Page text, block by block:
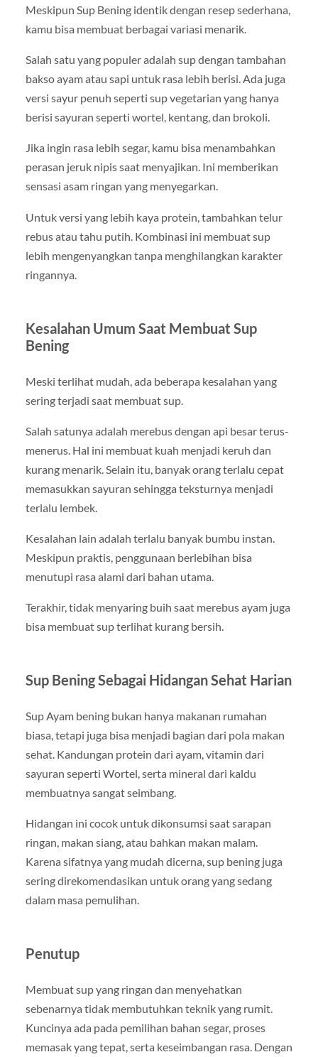
Meskipun Sup Beningidentik dengan resep sederhana,
kamu bisa membuat berbagai variasi menarik.
Salah satu yang populer adalah sup dengan tambahan
bakso ayam atau sapi untuk rasa lebih berisi. Ada juga
versi sayur penuh seperti sup vegetarian yang hanya
berisi sayuran seperti wortel, kentang, dan brokoli.
Jika ingin rasa lebih segar, kamu bisa menambahkan
perasan jeruk nipis saat menyajikan. Ini memberikan
sensasi asam ringan yang menyegarkan.
Untuk versi yang lebih kaya protein, tambahkan telur
rebus atau tahu putih. Kombinasi ini membuat sup
lebih mengenyangkan tanpa menghilangkan karakter
ringannya.
Kesalahan Umum Saat Membuat Sup
Bening
Meski terlihat mudah, ada beberapa kesalahan yang
sering terjadi saat membuat sup.
Salah satunya adalah merebus dengan api besar terus-
menerus. Hal ini membuat kuah menjadi keruh dan
kurang menarik. Selain itu, banyak orang terlalu cepat
memasukkan sayuran sehingga teksturnya menjadi
terlalu lembek.
Kesalahan lain adalah terlalu banyak bumbu instan.
Meskipun praktis, penggunaan berlebihan bisa
menutupi rasa alami dari bahan utama.
Terakhir, tidak menyaring buih saat merebus ayam juga
bisa membuat sup terlihat kurang bersih.
Sup Bening Sebagai Hidangan Sehat Harian
Sup Ayambening bukan hanya makanan rumahan
biasa, tetapi juga bisa menjadi bagian dari pola makan
sehat. Kandungan protein dari ayam, vitamin dari
sayuran seperti Wortel, serta mineral dari kaldu
membuatnya sangat seimbang.
Hidangan ini cocok untuk dikonsumsi saat sarapan
ringan, makan siang, atau bahkan makan malam.
Karena sifatnya yang mudah dicerna, sup bening juga
sering direkomendasikan untuk orang yang sedang
dalam masa pemulihan.
Penutup
Membuat sup yang ringan dan menyehatkan
sebenarnya tidak membutuhkan teknik yang rumit.
Kuncinya ada pada pemilihan bahan segar, proses
memasak yang tepat, serta keseimbangan rasa. Dengan